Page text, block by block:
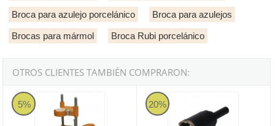
Broca para azulejo porcelánico Broca para azulejos
Brocas para mármol Broca Rubi porcelánico
OTROS CLIENTES TAMBIÉN COMPRARON:
5%
Guía Foragres Rubi
20%
Broca Diamante Foragres Rubi -